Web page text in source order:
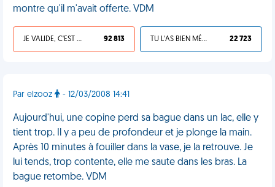
montre qu'il m'avait offerte. VDM
JE VALIDE, C'EST UNE VDM 92 813 TU L'AS BIEN MÉRITÉ 22 723
Par elzooz - 12/03/2008 14:41
Aujourd'hui, une copine perd sa bague dans un lac, elle y
tient trop. Il y a peu de profondeur et je plonge la main.
Après 10 minutes à fouiller dans la vase, je la retrouve. Je
lui tends, trop contente, elle me saute dans les bras. La
bague retombe. VDM